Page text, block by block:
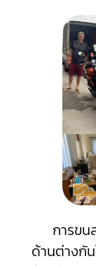
การขนส่
ด้านต่างกั